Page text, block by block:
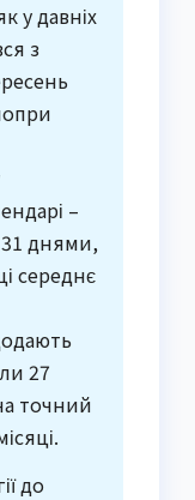
у давніх
з
–
31 днями,
середнє
27
точний
до